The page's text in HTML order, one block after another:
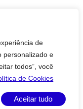
de
personalizado e
todos”, você
de Cookies
Aceitar tudo